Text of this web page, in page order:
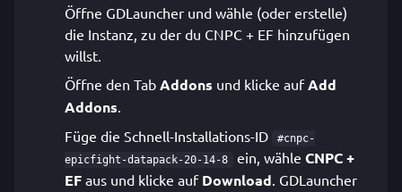
Öffne GDLauncher und wähle (oder erstelle)
die Instanz, zu der du CNPC + EF hinzufügen
willst.
Öffne den Tab Addons und klicke aufAdd
Addons.
Füge die Schnell-Installations-ID
#cnpc-
epicfight-datapack-20-14-8
ein, wähle CNPC +
EF aus und klicke auf Download. GDLauncher